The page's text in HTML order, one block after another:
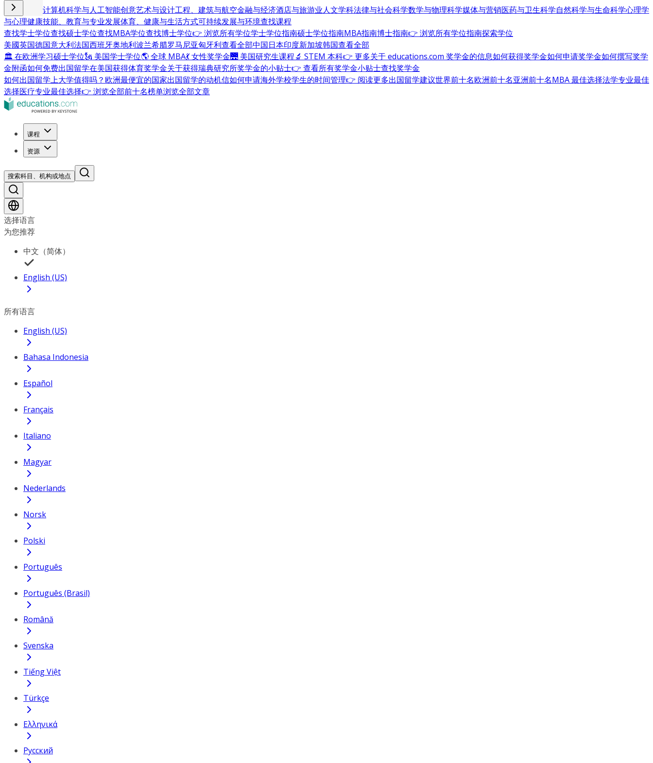
商业与管理 计算机科学与人工智能创意艺术与设计工程、建筑与航空金融与经济酒店与旅游业人文学科法律与社会科学数学与物理科学媒体与营销医药与卫生科学自然科学与生命科学心理学
与心理健康技能、教育与专业发展体育、健康与生活方式可持续发展与环境查找课程
查找学士学位查找硕士学位查找MBA学位查找博士学位👉 浏览所有学位学士学位指南硕士学位指南MBA指南博士指南👉 浏览所有学位指南探索学位
美國英国德国意大利法国西班牙奥地利波兰希腊罗马尼亚匈牙利查看全部中国日本印度新加坡韩国查看全部
🏛 在欧洲学习硕士学位🗽 美国学士学位🌎 全球 MBA💃 女性奖学金🌉 美国研究生课程🔬 STEM 本科👉 更多关于 educations.com 奖学金的信息如何获得奖学金如何申请奖学金如何撰写奖学
金附函如何免费出国留学在美国获得体育奖学金关于获得瑞典研究所奖学金的小贴士👉 查看所有奖学金小贴士查找奖学金
如何出国留学上大学值得吗？ 欧洲最便宜的国家出国留学的动机信如何申请海外学校学生的时间管理👉 阅读更多出国留学建议世界前十名欧洲前十名亚洲前十名MBA 最佳选择法学专业最佳
选择医疗专业最佳选择👉 浏览全部前十名榜单浏览全部文章
课程
资源
搜索科目、机构或地点
选择语言
为您推荐
中文（简体）
English (US)
所有语言
English (US)
Bahasa Indonesia
Español
Français
Italiano
Magyar
Nederlands
Norsk
Polski
Português
Português (Brasil)
Română
Svenska
Tiếng Việt
Türkçe
Ελληνικά
Русский